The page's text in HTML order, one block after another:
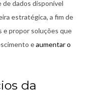
dados disponível
estratégica, a fim de
e propor soluções que
eaumentar o
da